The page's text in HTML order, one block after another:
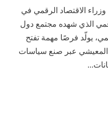
– 23 يوليو 2020 أكد وزراء الاقتصاد الرقمي في
الذي شهده مجتمع دول
يولّد فرصًا مهمة تفتح
المعيشي عبر صنع سياسات